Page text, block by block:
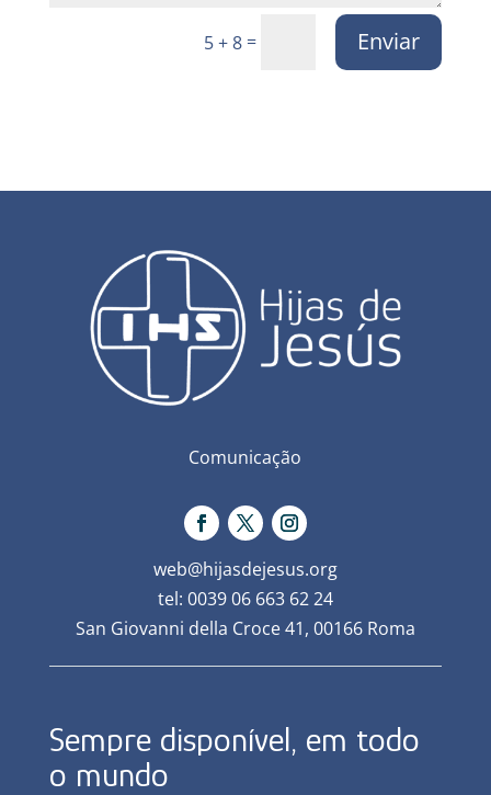
5 + 8 = Enviar
Comunicação
web@hijasdejesus.org
tel: 0039 06 663 62 24
San Giovanni della Croce 41, 00166 Roma
Sempre disponível, em todo
o mundo